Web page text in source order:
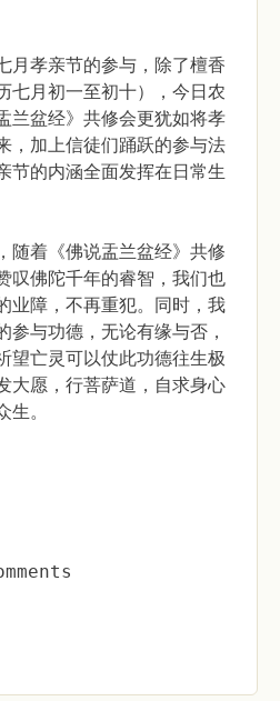
月孝亲节的参与，除了檀香
七月初一至初十），今日农
兰盆经》共修会更犹如将孝
，加上信徒们踊跃的参与法
节的内涵全面发挥在日常生
随着《佛说盂兰盆经》共修
叹佛陀千年的睿智，我们也
业障，不再重犯。同时，我
参与功德，无论有缘与否，
望亡灵可以仗此功德往生极
大愿，行菩萨道，自求身心
。